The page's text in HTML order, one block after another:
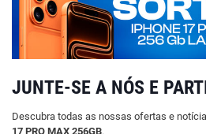
JUNTE-SE A NÓS E
Descubra todas as nossas ofertas e
17 PRO MAX 256GB.